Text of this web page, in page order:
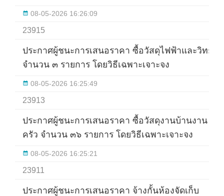
08-05-2026 16:26:09
23915
ประกาศผู้ชนะการเสนอราคา ซื้อวัสดุไฟฟ้าและวิทยุ
จำนวน ๓ รายการ โดยวิธีเฉพาะเจาะจง
08-05-2026 16:25:49
23913
ประกาศผู้ชนะการเสนอราคา ซื้อวัสดุงานบ้านงาน
ครัว จำนวน ๓๖ รายการ โดยวิธีเฉพาะเจาะจง
08-05-2026 16:25:21
23911
ประกาศผู้ชนะการเสนอราคา จ้างกั้นห้องจัดเก็บ